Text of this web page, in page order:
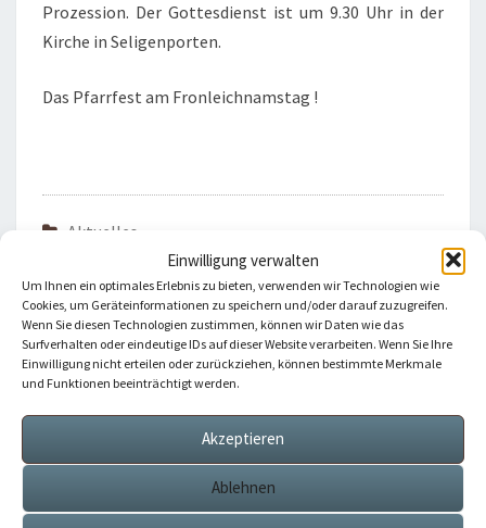
Einwilligung verwalten
Um Ihnen ein optimales Erlebnis zu bieten, verwenden wir Technologien wie
Cookies, um Geräteinformationen zu speichern und/oder darauf zuzugreifen.
Wenn Sie diesen Technologien zustimmen, können wir Daten wie das
Surfverhalten oder eindeutige IDs auf dieser Website verarbeiten. Wenn Sie Ihre
Einwilligung nicht erteilen oder zurückziehen, können bestimmte Merkmale
und Funktionen beeinträchtigt werden.
Akzeptieren
Ablehnen
Prozession. Der Gottesdienst ist um 9.30 Uhr in der
Kirche in Seligenporten.
Das Pfarrfest am Fronleichnamstag !
Aktuelles
Beitragsnavigation
VORHERIGER
KONZERT WIRD VERSCHOBEN !
NÄCHSTER
Kirchenzettel Wieder Am Schriftenstand In Der Kirche